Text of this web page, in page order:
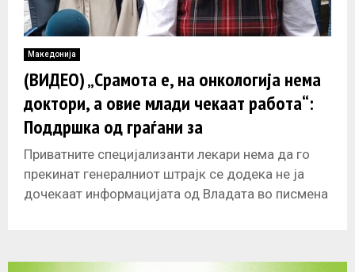
M
E
N
U
Македонија
(ВИДЕО) „Срамота е, на онкологија нема
доктори, а овие млади чекаат работа“:
Поддршка од граѓани за
специјализантите
Приватните специјализанти лекари нема да го
прекинат генералниот штрајк се додека не ја
дочекаат информацијата од Владата во писмена